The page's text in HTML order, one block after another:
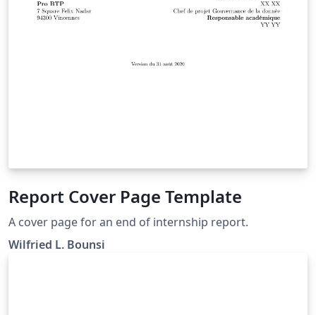
Report Cover Page Template
A cover page for an end of internship report.
Wilfried L. Bounsi